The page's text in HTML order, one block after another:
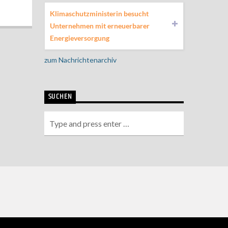
Klimaschutzministerin besucht
Unternehmen mit erneuerbarer
Energieversorgung
zum Nachrichtenarchiv
SUCHEN